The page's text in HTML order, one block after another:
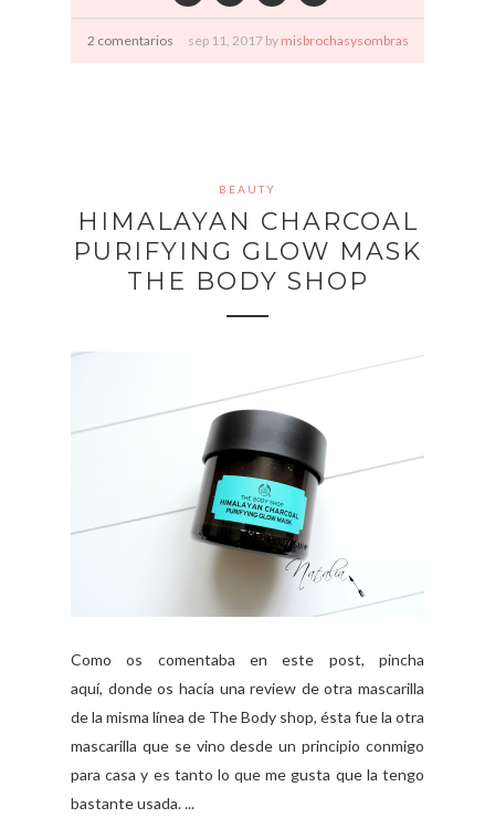
2 comentarios sep 11, 2017 by misbrochasysombras
BEAUTY
HIMALAYAN CHARCOAL
PURIFYING GLOW MASK
THE BODY SHOP
Como os comentaba en este post, pincha
aquí, donde os hacía una review de otra mascarilla
de la misma línea de The Body shop, ésta fue la otra
mascarilla que se vino desde un principio conmigo
para casa y es tanto lo que me gusta que la tengo
bastante usada. ...